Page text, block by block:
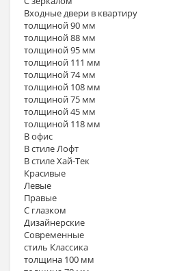
Входные двери в квартиру
толщиной 90 мм
толщиной 88 мм
толщиной 95 мм
толщиной 111 мм
толщиной 74 мм
толщиной 108 мм
толщиной 75 мм
толщиной 45 мм
толщиной 118 мм
В офис
В стиле Лофт
В стиле Хай-Тек
Красивые
Левые
Правые
С глазком
Дизайнерские
Современные
стиль Классика
толщина 100 мм